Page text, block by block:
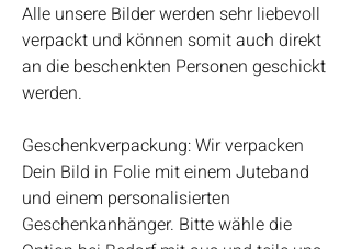
Alle unsere Bilder werden sehr liebevoll
verpackt und können somit auch direkt
an die beschenkten Personen geschickt
werden.
Geschenkverpackung: Wir verpacken
Dein Bild in Folie mit einem Juteband
und einem personalisierten
Geschenkanhänger. Bitte wähle die